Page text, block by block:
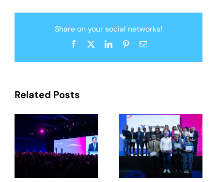
Share on your social networks!
Facebook LinkedInPinterestEmail
Related Posts